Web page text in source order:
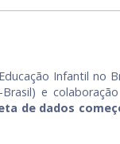
Infantil no
e
de dados